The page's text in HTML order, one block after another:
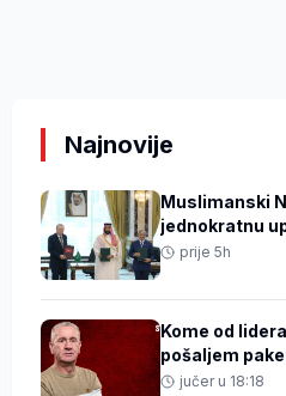
Najnovije
Muslimanski
jednokratnu
prije 5h
Kome od
pošaljem
jučer u 18:18